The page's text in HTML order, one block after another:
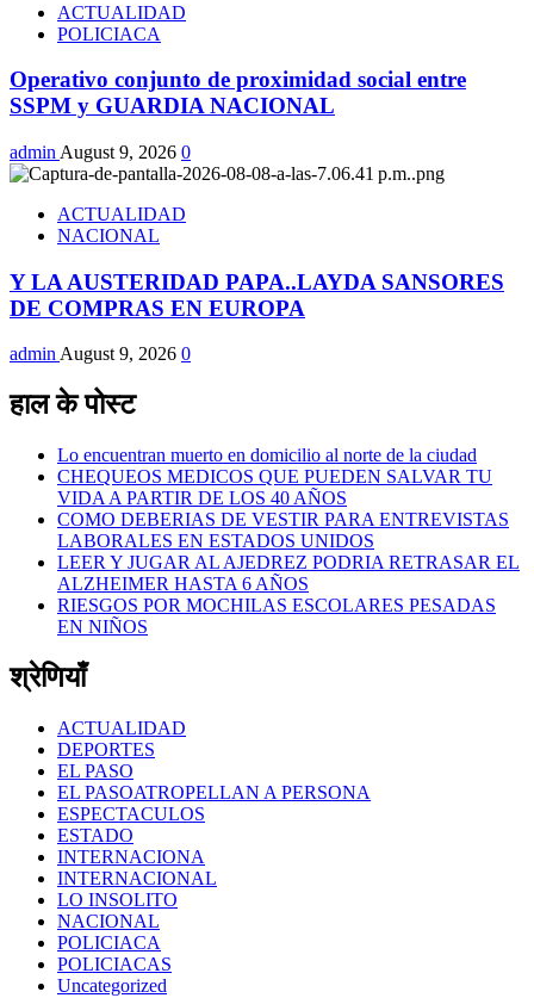
ACTUALIDAD
POLICIACA
Operativo conjunto de proximidad social entre
SSPM y GUARDIA NACIONAL
admin August 9, 2026 0
ACTUALIDAD
NACIONAL
Y LA AUSTERIDAD PAPA..LAYDA SANSORES
DE COMPRAS EN EUROPA
adminAugust 9, 2026 0
हाल के पोस्ट
Lo encuentran muerto en domicilio al norte de la ciudad
CHEQUEOS MEDICOS QUE PUEDEN SALVAR TU
VIDA A PARTIR DE LOS 40 AÑOS
COMO DEBERIAS DE VESTIR PARA ENTREVISTAS
LABORALES EN ESTADOS UNIDOS
LEER Y JUGAR AL AJEDREZ PODRIA RETRASAR EL
ALZHEIMER HASTA 6 AÑOS
RIESGOS POR MOCHILAS ESCOLARES PESADAS
EN NIÑOS
श्रेणियाँ
ACTUALIDAD
DEPORTES
EL PASO
EL PASOATROPELLAN A PERSONA
ESPECTACULOS
ESTADO
INTERNACIONA
INTERNACIONAL
LO INSOLITO
NACIONAL
POLICIACA
POLICIACAS
Uncategorized